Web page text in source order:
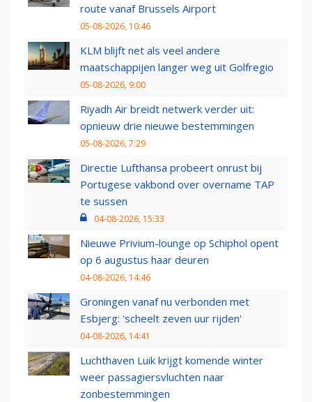
route vanaf Brussels Airport
05-08-2026, 10:46
KLM blijft net als veel andere
maatschappijen langer weg uit Golfregio
05-08-2026, 9:00
Riyadh Air breidt netwerk verder uit:
opnieuw drie nieuwe bestemmingen
05-08-2026, 7:29
Directie Lufthansa probeert onrust bij
Portugese vakbond over overname TAP
te sussen
04-08-2026, 15:33
Nieuwe Privium-lounge op Schiphol opent
op 6 augustus haar deuren
04-08-2026, 14:46
Groningen vanaf nu verbonden met
Esbjerg: 'scheelt zeven uur rijden'
04-08-2026, 14:41
Luchthaven Luik krijgt komende winter
weer passagiersvluchten naar
zonbestemmingen